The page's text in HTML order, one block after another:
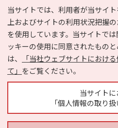
当サイトでは、利用者が当サイ
上およびサイトの利用状況把握
を使用しています。当サイトで
ッキーの使用に同意されたもの
は、
「当社ウェブサイトにおけ
て」 をご覧ください。
当サイトに
「個人情報の取り
サイトの内容に関す
Copyright ©